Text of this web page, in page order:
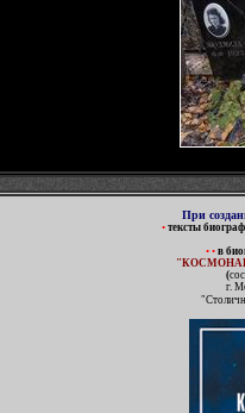
При
• тексты
• • в б
(
г.